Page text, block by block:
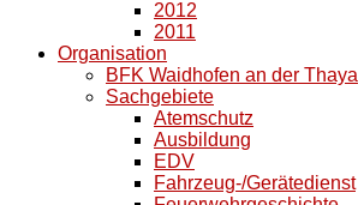
2012
2011
Organisation
BFK Waidhofen an der Thaya
Sachgebiete
Atemschutz
Ausbildung
EDV
Fahrzeug-/Gerätedienst